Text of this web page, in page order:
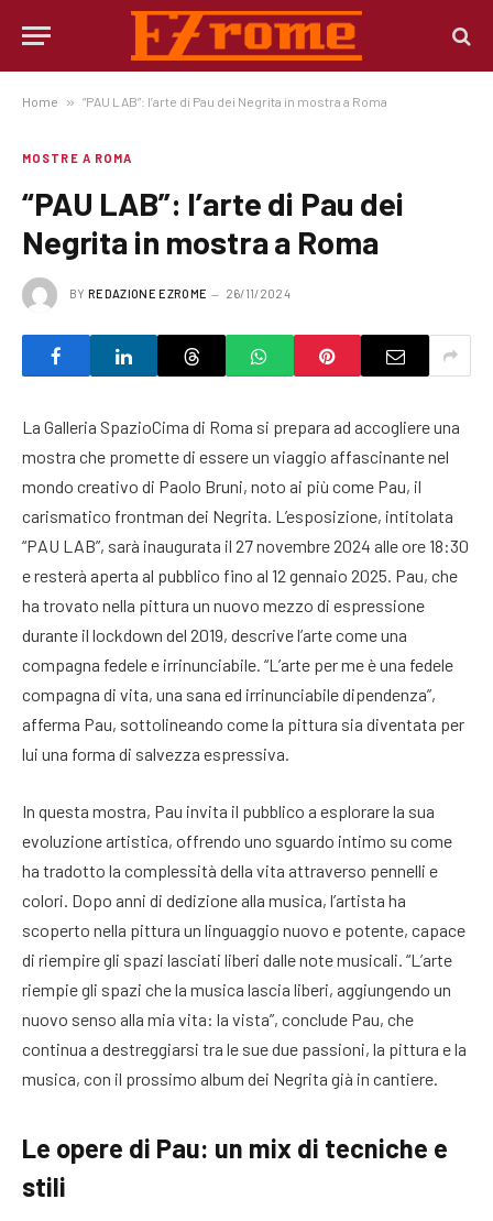
Home » “PAU LAB”: l’arte di Pau dei Negrita in mostra a Roma
MOSTRE A ROMA
“PAU LAB”: l’arte di Pau dei
Negrita in mostra a Roma
BY REDAZIONE EZROME 26/11/2024
La Galleria SpazioCima di Roma si prepara ad accogliere una
mostra che promette di essere un viaggio affascinante nel
mondo creativo di Paolo Bruni, noto ai più come Pau, il
carismatico frontman dei Negrita. L’esposizione, intitolata
“PAU LAB”, sarà inaugurata il 27 novembre 2024 alle ore 18:30
e resterà aperta al pubblico fino al 12 gennaio 2025. Pau, che
ha trovato nella pittura un nuovo mezzo di espressione
durante il lockdown del 2019, descrive l’arte come una
compagna fedele e irrinunciabile. “L’arte per me è una fedele
compagna di vita, una sana ed irrinunciabile dipendenza”,
afferma Pau, sottolineando come la pittura sia diventata per
lui una forma di salvezza espressiva.
In questa mostra, Pau invita il pubblico a esplorare la sua
evoluzione artistica, offrendo uno sguardo intimo su come
ha tradotto la complessità della vita attraverso pennelli e
colori. Dopo anni di dedizione alla musica, l’artista ha
scoperto nella pittura un linguaggio nuovo e potente, capace
di riempire gli spazi lasciati liberi dalle note musicali. “L’arte
riempie gli spazi che la musica lascia liberi, aggiungendo un
nuovo senso alla mia vita: la vista”, conclude Pau, che
continua a destreggiarsi tra le sue due passioni, la pittura e la
musica, con il prossimo album dei Negrita già in cantiere.
Le opere di Pau: un mix di tecniche e
stili